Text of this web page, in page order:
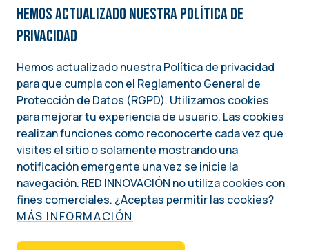
Image
Una iniciativa del
INSTITUTO NACIONAL DEMÓCRATA PARA ASUNTOS INTERNACIONALES (NDI)
Social
QUIÉNES SOMOS
Hemos actualizado nuestra Política de
privacidad
Hemos actualizado nuestra Política de privacidad
para que cumpla con el Reglamento General de
Protección de Datos (RGPD). Utilizamos cookies
para mejorar tu experiencia de usuario. Las cookies
realizan funciones como reconocerte cada vez que
visites el sitio o solamente mostrando una
notificación emergente una vez se inicie la
navegación. RED INNOVACIÓN no utiliza cookies con
fines comerciales. ¿Aceptas permitir las cookies?
MÁS INFORMACIÓN